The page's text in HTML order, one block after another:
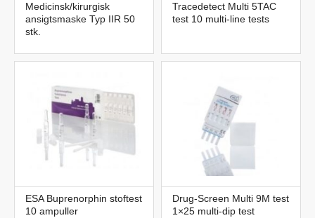
Medicinsk/kirurgisk
ansigtsmaske Typ IIR 50
stk.
Tracedetect Multi 5TAC
test 10 multi-line tests
ESA Buprenorphin stoftest
10 ampuller
Drug-Screen Multi 9M test
1×25 multi-dip test